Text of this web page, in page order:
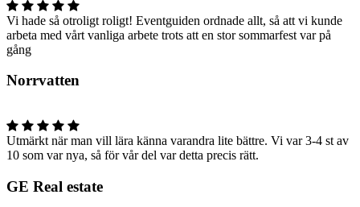
Vi hade så otroligt roligt! Eventguiden ordnade allt, så att vi kunde
arbeta med vårt vanliga arbete trots att en stor sommarfest var på
gång
Norrvatten
Utmärkt när man vill lära känna varandra lite bättre. Vi var 3-4 st av
10 som var nya, så för vår del var detta precis rätt.
GE Real estate